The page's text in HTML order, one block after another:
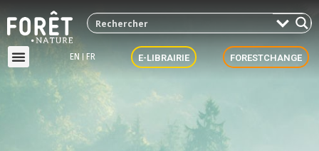
EN FR E-LIBRAIRIE FORESTCHANGE